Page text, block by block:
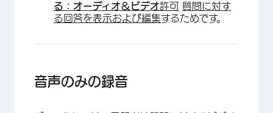
る：オーディオ＆ビデオ許可
質問に対す
る回答を表示および編集するためです。
音声のみの録音